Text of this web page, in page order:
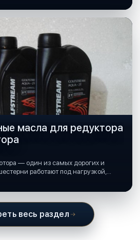
масла для редуктора
— один из самых дорогих и
работают под нагрузкой,
весь раздел